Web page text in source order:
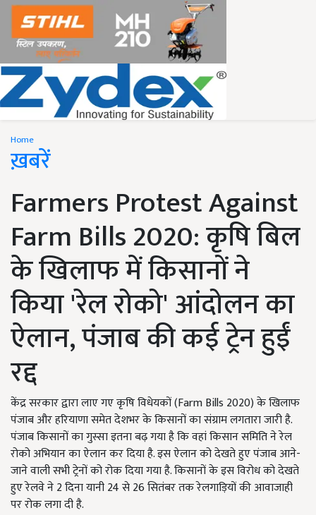
Home
ख़बरें
Farmers Protest Against
Farm Bills 2020: कृषि बिल
के खिलाफ में किसानों ने
किया 'रेल रोको' आंदोलन का
ऐलान, पंजाब की कई ट्रेन हुईं
रद्द
केंद्र सरकार द्वारा लाए गए कृषि विधेयकों (Farm Bills 2020) के खिलाफ
पंजाब और हरियाणा समेत देशभर के किसानों का संग्राम लगतारा जारी है.
पंजाब किसानों का गुस्सा इतना बढ़ गया है कि वहां किसान समिति ने रेल
रोको अभियान का ऐलान कर दिया है. इस ऐलान को देखते हुए पंजाब आने-
जाने वाली सभी ट्रेनों को रोक दिया गया है. किसानों के इस विरोध को देखते
हुए रेलवे ने 2 दिना यानी 24 से 26 सितंबर तक रेलगाड़ियों की आवाजाही
पर रोक लगा दी है.